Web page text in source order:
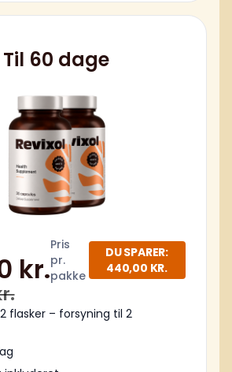
Til 60 dage
kr.
Pris
pr.
pakke
DU SPARER:
440,00 KR.
flasker – forsyning til 2